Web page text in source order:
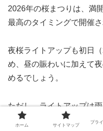
2026年の桜まつりは、満
最高のタイミングで開催さ
夜桜ライトアップも初日
め、昼の賑わいに加えて
めるでしょう。
ただし、ライトアップは
式情報を必ずチェックして
ホーム サイトマップ
プラ